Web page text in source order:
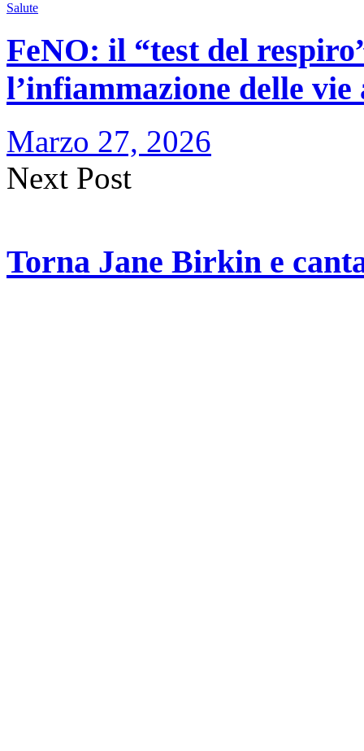
Salute
FeNO: il “test del
l’infiammazione delle vie
Marzo 27, 2026
Next Post
Torna Jane Birkin e